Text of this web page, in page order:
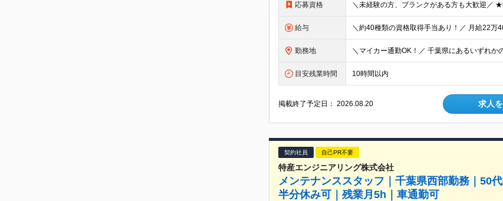
応募資格
給与
勤務地
目安残業時間 10時間以内
掲載終了予定日：2026.08.20 求人
契約社員 自己PR不要
特産エンジニアリング株式会社
メンテナンススタッフ｜千葉県西部勤務｜50
半分休み可｜残業月5h｜車通勤可